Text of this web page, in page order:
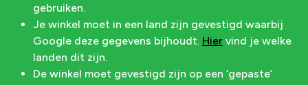
gebruiken.
Je winkel moet in een land zijn gevestigd waarbij
Google deze gegevens bijhoudt. Hier vind je welke
landen dit zijn.
De winkel moet gevestigd zijn op een ‘gepaste’